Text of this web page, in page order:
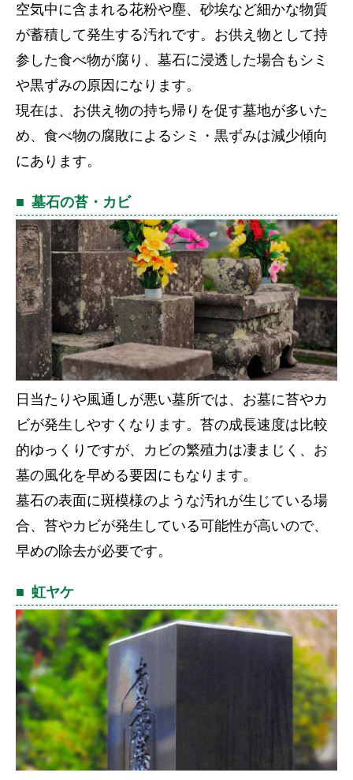
空気中に含まれる花粉や塵、砂埃など細かな物質
が蓄積して発生する汚れです。お供え物として持
参した食べ物が腐り、墓石に浸透した場合もシミ
や黒ずみの原因になります。
現在は、お供え物の持ち帰りを促す墓地が多いた
め、食べ物の腐敗によるシミ・黒ずみは減少傾向
にあります。
墓石の苔・カビ
日当たりや風通しが悪い墓所では、お墓に苔やカ
ビが発生しやすくなります。苔の成長速度は比較
的ゆっくりですが、カビの繁殖力は凄まじく、お
墓の風化を早める要因にもなります。
墓石の表面に斑模様のような汚れが生じている場
合、苔やカビが発生している可能性が高いので、
早めの除去が必要です。
虹ヤケ